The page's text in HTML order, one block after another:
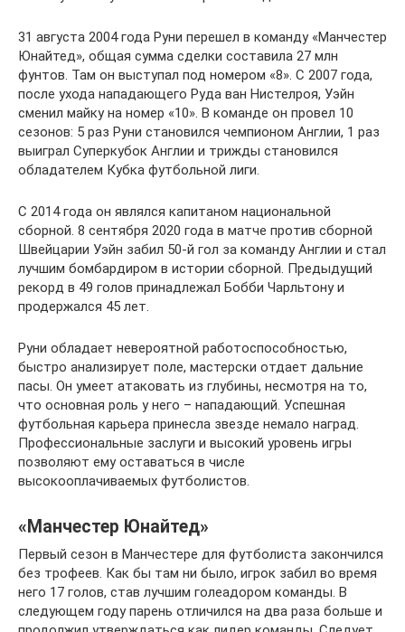
31 августа 2004 года Руни перешел в команду «Манчестер
Юнайтед», общая сумма сделки составила 27 млн
фунтов. Там он выступал под номером «8». С 2007 года,
после ухода нападающего Руда ван Нистелроя, Уэйн
сменил майку на номер «10». В команде он провел 10
сезонов: 5 раз Руни становился чемпионом Англии, 1 раз
выиграл Суперкубок Англии и трижды становился
обладателем Кубка футбольной лиги.
С 2014 года он являлся капитаном национальной
сборной. 8 сентября 2020 года в матче против сборной
Швейцарии Уэйн забил 50-й гол за команду Англии и стал
лучшим бомбардиром в истории сборной. Предыдущий
рекорд в 49 голов принадлежал Бобби Чарльтону и
продержался 45 лет.
Руни обладает невероятной работоспособностью,
быстро анализирует поле, мастерски отдает дальние
пасы. Он умеет атаковать из глубины, несмотря на то,
что основная роль у него – нападающий. Успешная
футбольная карьера принесла звезде немало наград.
Профессиональные заслуги и высокий уровень игры
позволяют ему оставаться в числе
высокооплачиваемых футболистов.
«Манчестер Юнайтед»
Первый сезон в Манчестере для футболиста закончился
без трофеев. Как бы там ни было, игрок забил во время
него 17 голов, став лучшим голеадором команды. В
следующем году парень отличился на два раза больше и